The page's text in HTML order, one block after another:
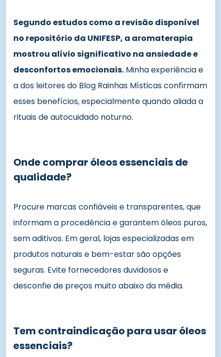
Segundo estudos como a revisão disponível
no repositório da UNIFESP, a aromaterapia
mostrou alívio significativo na ansiedade e
desconfortos emocionais. Minha experiência e
a dos leitores do Blog Rainhas Místicas confirmam
esses benefícios, especialmente quando aliada a
rituais de autocuidado noturno.
Onde comprar óleos essenciais de
qualidade?
Procure marcas confiáveis e transparentes, que
informam a procedência e garantem óleos puros,
sem aditivos. Em geral, lojas especializadas em
produtos naturais e bem-estar são opções
seguras. Evite fornecedores duvidosos e
desconfie de preços muito abaixo da média.
Tem contraindicação para usar óleos
essenciais?